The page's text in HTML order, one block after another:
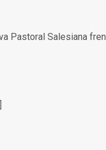
Pastoral Salesiana